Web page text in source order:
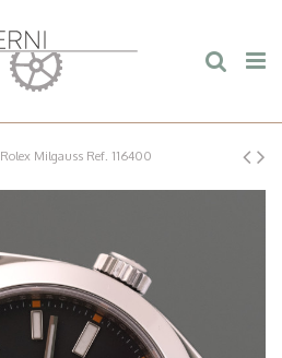
Rolex Milgauss Ref. 116400